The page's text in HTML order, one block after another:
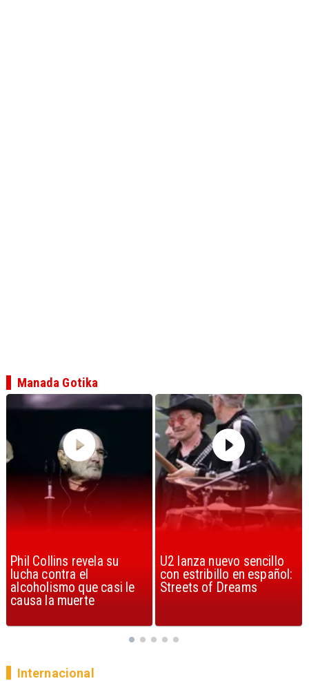
U2 lanza nuevo sencillo
con estribillo en español:
Streets of Dreams
“Africa” de Toto es
considerada la mejor
canción, según la ciencia
Manada Gotika
Internacional